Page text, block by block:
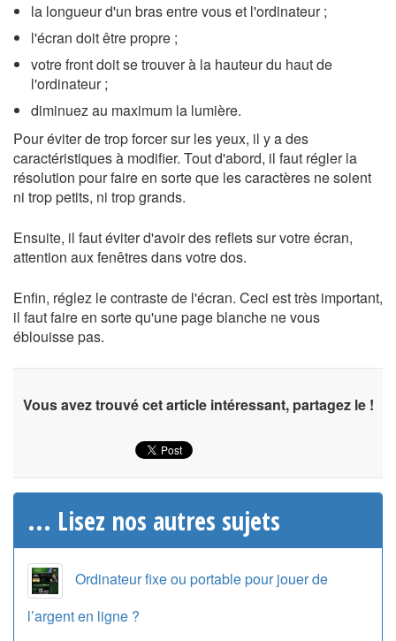
la longueur d'un bras entre vous et l'ordinateur ;
l'écran doit être propre ;
votre front doit se trouver à la hauteur du haut de
l'ordinateur ;
diminuez au maximum la lumière.
Pour éviter de trop forcer sur les yeux, il y a des
caractéristiques à modifier. Tout d'abord, il faut régler la
résolution pour faire en sorte que les caractères ne soient
ni trop petits, ni trop grands.
Ensuite, il faut éviter d'avoir des reflets sur votre écran,
attention aux fenêtres dans votre dos.
Enfin, réglez le contraste de l'écran. Ceci est très important,
il faut faire en sorte qu'une page blanche ne vous
éblouisse pas.
Vous avez trouvé cet article intéressant, partagez le !
... Lisez nos autres sujets
Ordinateur fixe ou portable pour jouer de
l’argent en ligne ?